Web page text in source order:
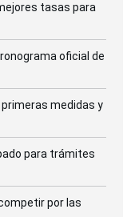
tasas para
oficial de
medidas y
para trámites
por las